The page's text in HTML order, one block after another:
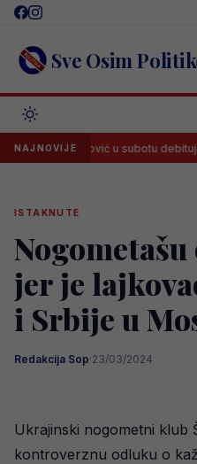
Skip
content Sve Osim
NAJNOVIJE
Alajbegović u subotu debituje za
ISTAKNUTE
jer je
i Srbije u
Redakcija Sop·23/03/2024
Ukrajinski nogometni klub
kontroverznu odluku o